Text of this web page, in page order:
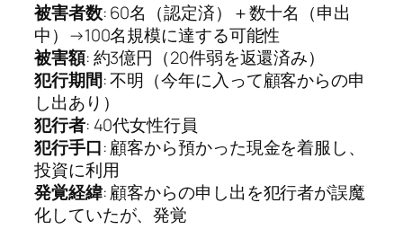
被害者数: 60名（認定済）＋数十名（申出
中）→100名規模に達する可能性
被害額: 約3億円（20件弱を返還済み）
犯行期間: 不明（今年に入って顧客からの申
し出あり）
犯行者: 40代女性行員
犯行手口: 顧客から預かった現金を着服し、
投資に利用
発覚経緯: 顧客からの申し出を犯行者が誤魔
化していたが、発覚